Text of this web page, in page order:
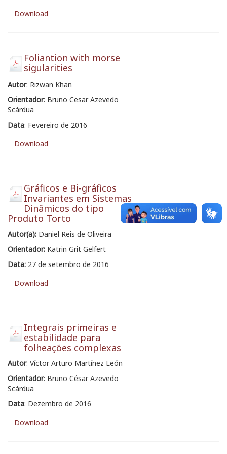
Download
Foliantion with morse
sigularities
Autor: Rizwan Khan
Orientador: Bruno Cesar Azevedo
Scárdua
Data: Fevereiro de 2016
Download
Gráficos e Bi-gráficos
Invariantes em Sistemas
Dinâmicos do tipo
Produto Torto
Autor(a): Daniel Reis de Oliveira
Orientador: Katrin Grit Gelfert
Data: 27 de setembro de 2016
Download
Integrais primeiras e
estabilidade para
folheações complexas
Autor: Víctor Arturo Martínez León
Orientador: Bruno César Azevedo
Scárdua
Data: Dezembro de 2016
Download